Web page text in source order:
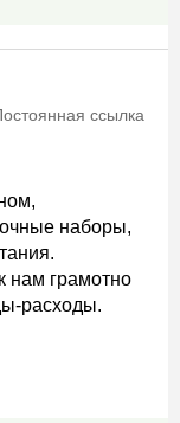
ссылка
наборы,
нам грамотно
расходы.